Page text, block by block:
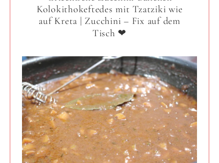
Kolokithokeftedes mit Tzatziki wie
auf Kreta | Zucchini – Fix auf dem
Tisch ❤